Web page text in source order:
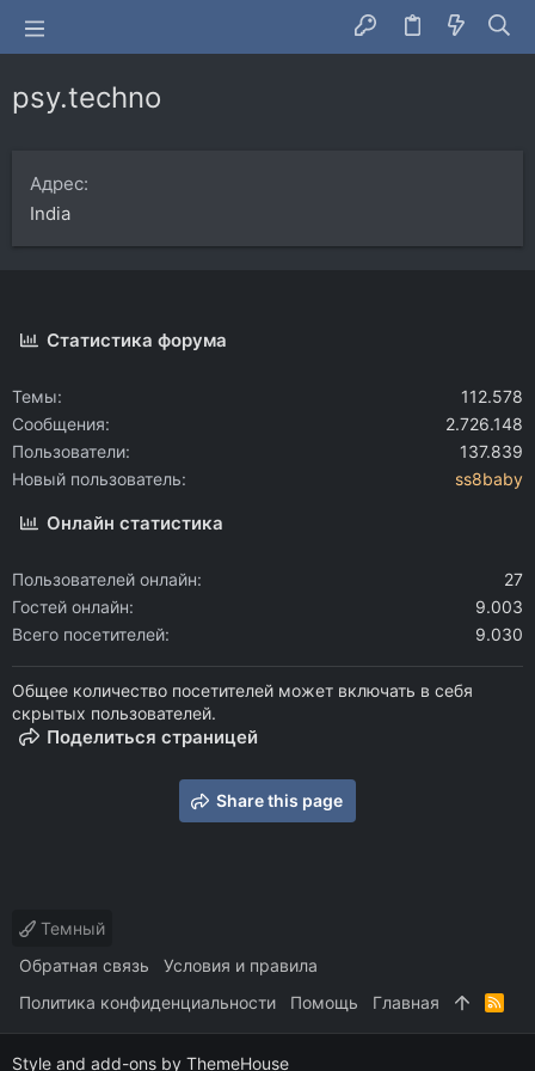
psy.techno
Адрес
India
Статистика форума
Темы
112.578
Сообщения
2.726.148
Пользователи
137.839
Новый пользователь
ss8baby
Онлайн статистика
Пользователей онлайн
27
Гостей онлайн
9.003
Всего посетителей
9.030
Общее количество посетителей может включать в себя
скрытых пользователей.
Поделиться страницей
Share this page
Темный
Обратная связь
Условия и правила
Политика конфиденциальности
Помощь Главная
R
Style and add-ons by ThemeHouse